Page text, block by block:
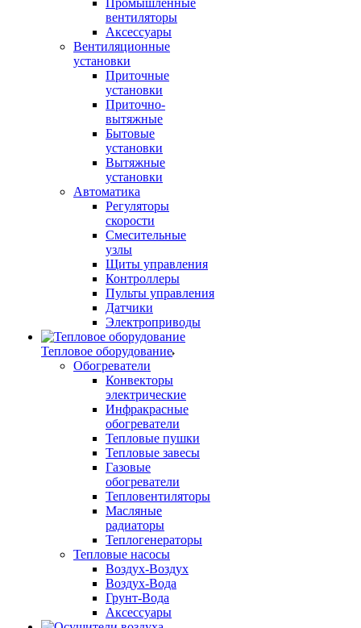
Промышленные
вентиляторы
Аксессуары
Вентиляционные
установки
Приточные
установки
Приточно-
вытяжные
Бытовые
установки
Вытяжные
установки
Автоматика
Регуляторы
скорости
Смесительные
узлы
Щиты управления
Контроллеры
Пульты управления
Датчики
Электроприводы
Тепловое оборудование
Обогреватели
Конвекторы
электрические
Инфракрасные
обогреватели
Тепловые пушки
Тепловые завесы
Газовые
обогреватели
Тепловентиляторы
Масляные
радиаторы
Теплогенераторы
Тепловые насосы
Воздух-Воздух
Воздух-Вода
Грунт-Вода
Аксессуары